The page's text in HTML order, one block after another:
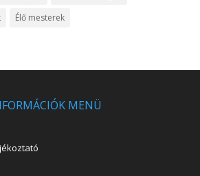
Élő mesterek
MENÜ